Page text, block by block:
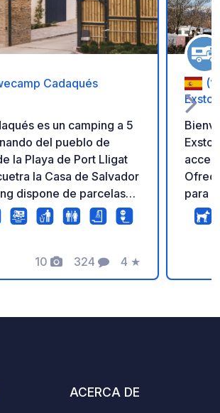
Cadaqués
es un camping a 5
del pueblo de
la Playa de Port Lligat
la Casa de Salvador
(algunas de ellas
Tinny Homes,
y unico en Cadaqués.
10
Fotos
324
Comentarios
4
Calificación
★
Exstoso, ¡Tu
para
una
con
ACERCA DE